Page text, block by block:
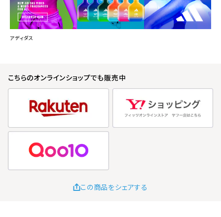
アディダス
こちらのオンラインショップでも販売中
この商品をシェアする